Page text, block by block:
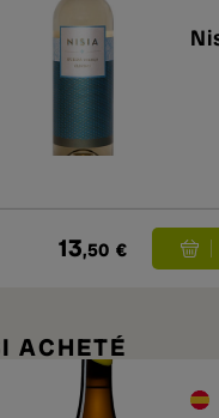
13,50 €
ACHETÉ